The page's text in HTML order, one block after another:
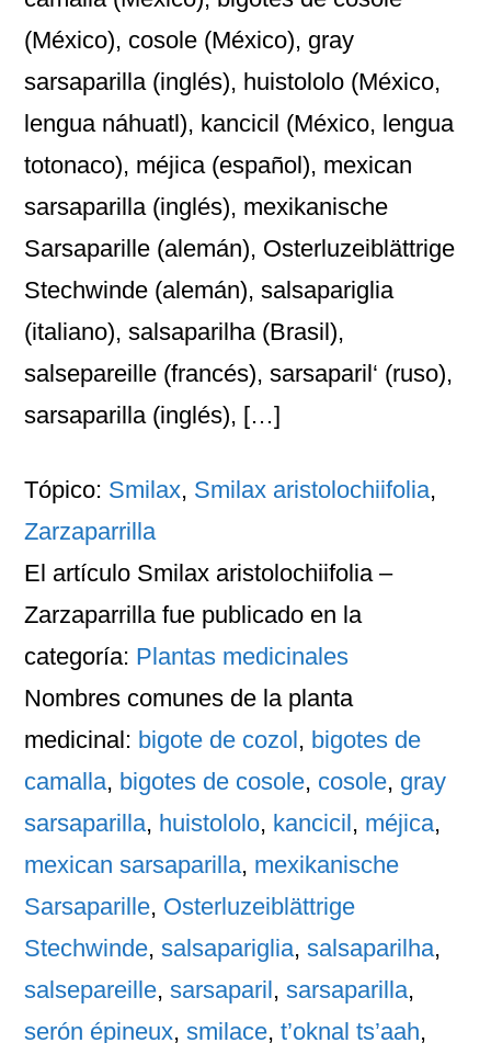
(México), cosole (México), gray
sarsaparilla (inglés), huistololo (México,
lengua náhuatl), kancicil (México, lengua
totonaco), méjica (español), mexican
sarsaparilla (inglés), mexikanische
Sarsaparille (alemán), Osterluzeiblättrige
Stechwinde (alemán), salsapariglia
(italiano), salsaparilha (Brasil),
salsepareille (francés), sarsaparil‘ (ruso),
sarsaparilla (inglés), […]
Tópico: Smilax, Smilax aristolochiifolia,
Zarzaparrilla
El artículo Smilax aristolochiifolia –
Zarzaparrillafue publicado en la
categoría: Plantas medicinales
Nombres comunes de la planta
medicinal: bigote de cozol, bigotes de
camalla, bigotes de cosole, cosole, gray
sarsaparilla, huistololo, kancicil, méjica,
mexican sarsaparilla, mexikanische
Sarsaparille, Osterluzeiblättrige
Stechwinde,salsapariglia,salsaparilha,
salsepareille,sarsaparil,sarsaparilla,
serón épineux,smilace,t’oknal ts’aah,